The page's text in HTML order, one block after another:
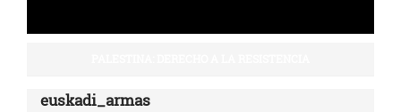
euskadi_armas